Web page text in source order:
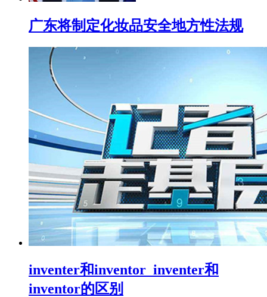
广东将制定化妆品安全地方性法规
inventer和inventor_inventer和
inventor的区别